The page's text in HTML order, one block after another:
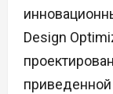
Design